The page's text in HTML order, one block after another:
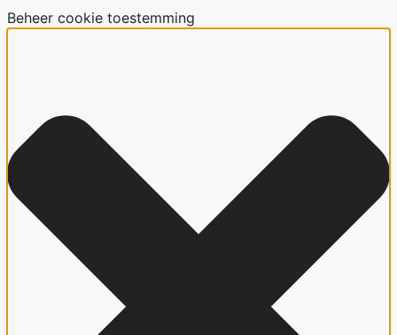
Beheer cookie toestemming